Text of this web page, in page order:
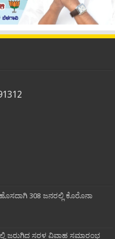
ಹೊಸದಾಗಿ 308 ಜನರಲ್ಲಿ ಕೊರೊನಾ
ಜರುಗಿದ ಸರಳ ವಿವಾಹ ಸಮಾರಂಭ